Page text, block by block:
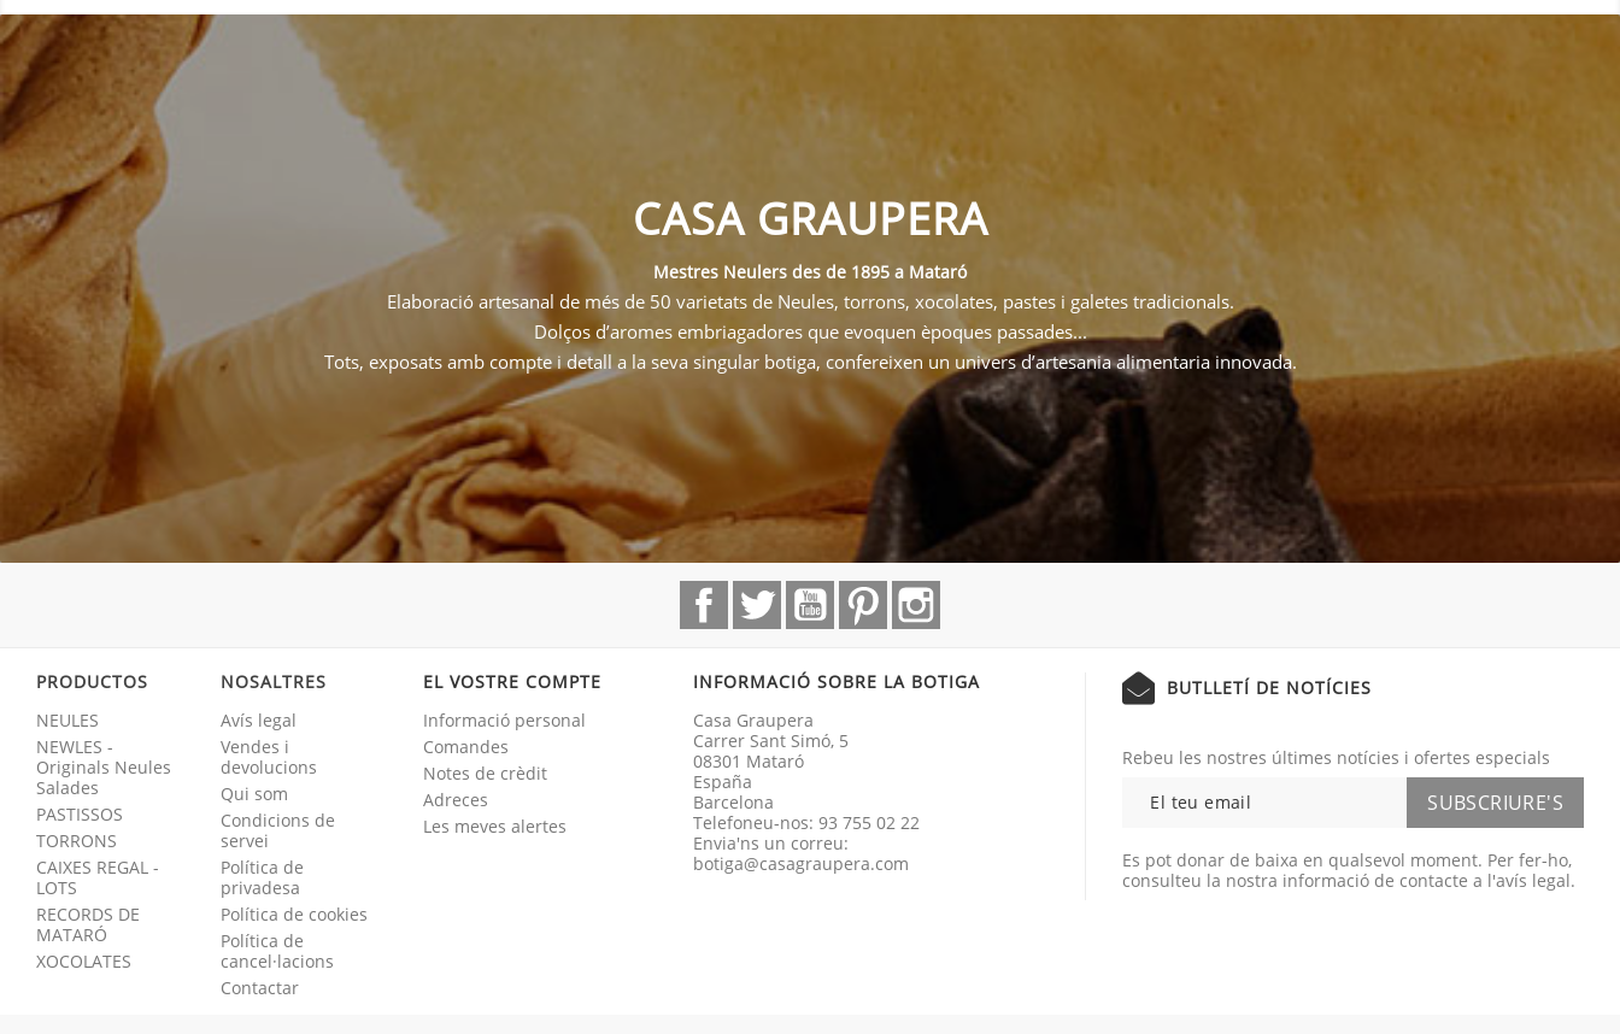
CASA GRAUPERA
Mestres Neulers des de 1895 a Mataró
Elaboració artesanal de més de 50 varietats de Neules, torrons, xocolates, pastes i galetes tradicionals.
Dolços d’aromes embriagadores que evoquen èpoques passades...
Tots, exposats amb compte i detall a la seva singular botiga, confereixen un univers d’artesania alimentaria innovada.
FacebookTwitter YouTubePinterest
PRODUCTOS
NEULES
NEWLES -
Originals Neules
Salades
PASTISSOS
TORRONS
CAIXES REGAL -
LOTS
RECORDS DE
MATARÓ
XOCOLATES
NOSALTRES
Avís legal
Vendes i
devolucions
Qui som
Condicions de
servei
Política de
privadesa
Política de cookies
Política de
cancel·lacions
Contactar
EL VOSTRE COMPTE
Informació personal
Comandes
Notes de crèdit
Adreces
Les meves alertes
INFORMACIÓ SOBRE LA BOTIGA
Casa Graupera
Carrer Sant Simó, 5
08301 Mataró
España
Barcelona
Telefoneu-nos: 93 755 02 22
Envia'ns un correu:
botiga@casagraupera.com
BUTLLETÍ DE NOTÍCIES
Rebeu les nostres últimes notícies i ofertes especials
Es pot donar de baixa en qualsevol moment. Per fer-ho,
consulteu la nostra informació de contacte a l'avís legal.